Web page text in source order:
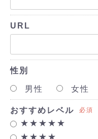
URL
性別
男性 女性
おすすめレベル 必須
★★★★★
★★★★